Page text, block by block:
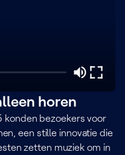
horen
konden bezoekers voor
een stille innovatie die
zetten muziek om in